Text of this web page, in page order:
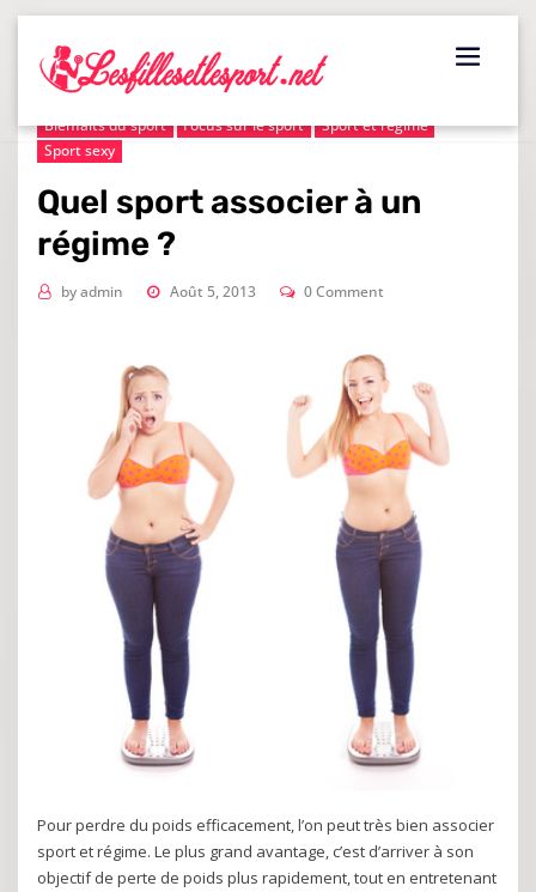
Skip
content
Bienfaits du sport Focus sur le sport
Sport et régime
Sport sexy
Quel sport associer à un
régime ?
byadmin Août 5, 2013 0 Comment
Pour perdre du poids efficacement, l’on peut très bien associer
sport et régime. Le plus grand avantage, c’est d’arriver à son
objectif de perte de poids plus rapidement, tout en entretenant